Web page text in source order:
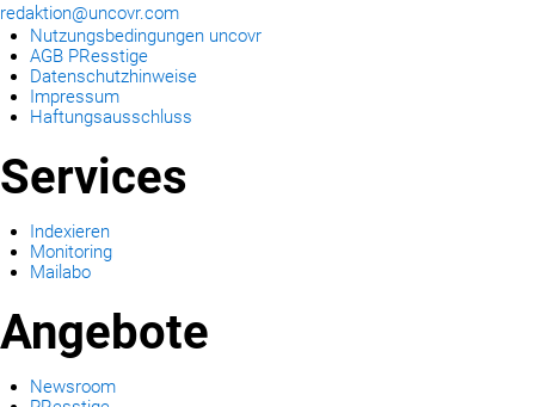
redaktion@uncovr.com
Nutzungsbedingungen uncovr
AGB PResstige
Datenschutzhinweise
Impressum
Haftungsausschluss
Services
Indexieren
Monitoring
Mailabo
Angebote
Newsroom